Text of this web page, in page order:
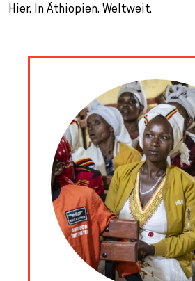
Hier. In Äthiopien. Weltweit.